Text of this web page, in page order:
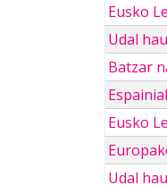
Eusko
Udal
Batzar
Eusko
Udal